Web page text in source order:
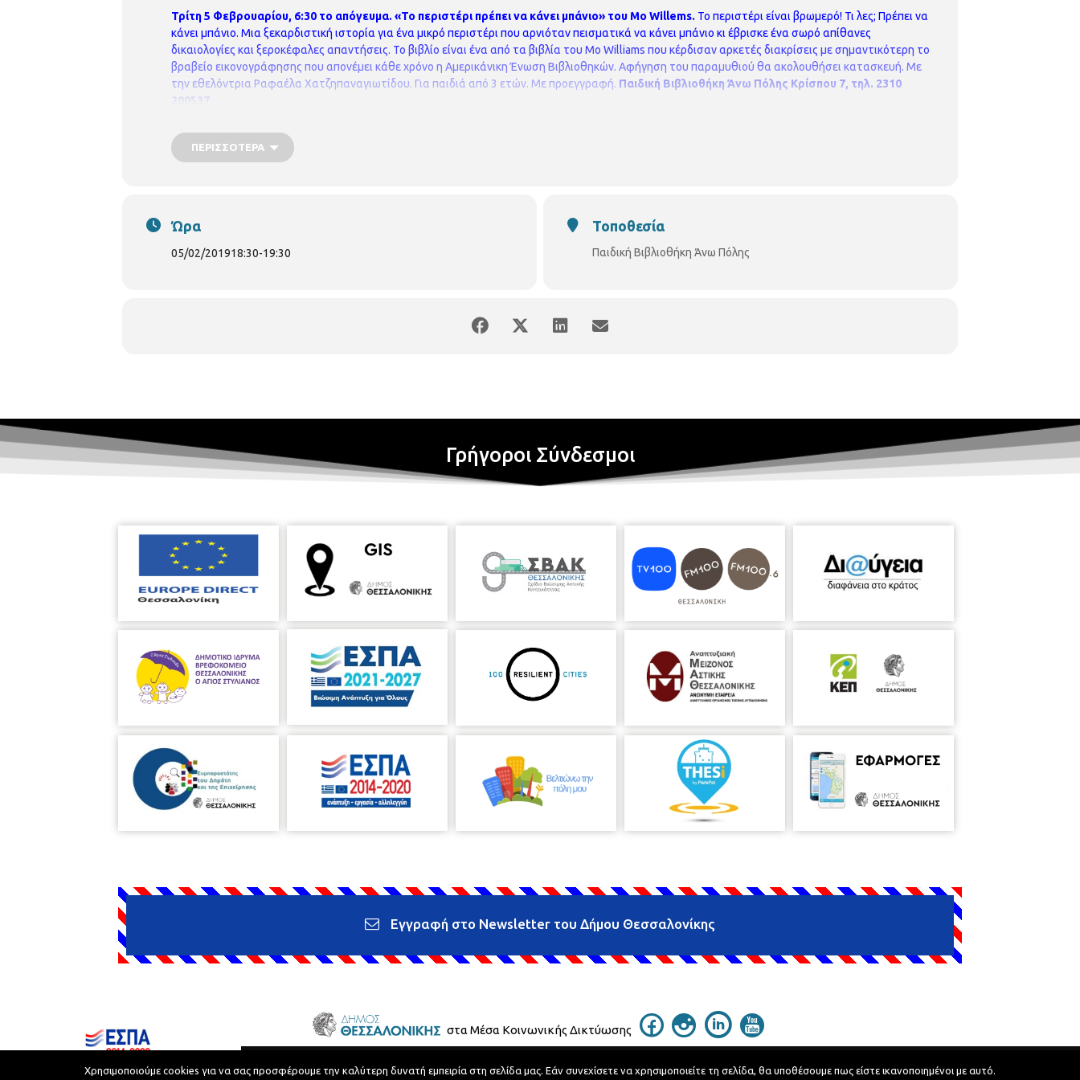
Τρίτη 5 Φεβρουαρίου, 6:30 το απόγευμα. «Το περιστέρι πρέπει να κάνει μπάνιο» του Mo Willems. To περιστέρι είναι βρωμερό! Τι λες; Πρέπει να
κάνει μπάνιο. Μια ξεκαρδιστική ιστορία για ένα μικρό περιστέρι που αρνιόταν πεισματικά να κάνει μπάνιο κι έβρισκε ένα σωρό απίθανες
δικαιολογίες και ξεροκέφαλες απαντήσεις. Το βιβλίο είναι ένα από τα βιβλία του Mo Williams που κέρδισαν αρκετές διακρίσεις με σημαντικότερη το
βραβείο εικονογράφησης που απονέμει κάθε χρόνο η Αμερικάνικη Ένωση Βιβλιοθηκών. Αφήγηση του παραμυθιού θα ακολουθήσει κατασκευή. Με
την εθελόντρια Ραφαέλα Χατζηπαναγιωτίδου. Για παιδιά από 3 ετών. Με προεγγραφή. Παιδική Βιβλιοθήκη Άνω Πόλης Κρίσπου 7, τηλ. 2310
200537
ΠΕΡΙΣΣΌΤΕΡΑ
Ώρα
05/02/201918:30-19:30
Τοποθεσία
Παιδική Βιβλιοθήκη Άνω Πόλης
Γρήγοροι Σύνδεσμοι
Εγγραφή στο Newsletter του Δήμου Θεσσαλονίκης
στα Μέσα Κοινωνικής Δικτύωσης
Όροι Χρήσης
Τηλεφωνικός Κατάλογος Developed byMyCompany Projects
Χρησιμοποιούμε cookies για να σας προσφέρουμε την καλύτερη δυνατή εμπειρία στη σελίδα μας. Εάν συνεχίσετε να χρησιμοποιείτε τη σελίδα, θα υποθέσουμε πως είστε ικανοποιημένοι με αυτό.